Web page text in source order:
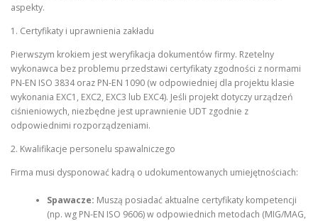
aspekty.
1. Certyfikaty i uprawnienia zakładu
Pierwszym krokiem jest weryfikacja dokumentów firmy. Rzetelny
wykonawca bez problemu przedstawi certyfikaty zgodności z normami
PN-EN ISO 3834 oraz PN-EN 1090 (w odpowiedniej dla projektu klasie
wykonania EXC1, EXC2, EXC3 lub EXC4). Jeśli projekt dotyczy urządzeń
ciśnieniowych, niezbędne jest uprawnienie UDT zgodnie z
odpowiednimi rozporządzeniami.
2. Kwalifikacje personelu spawalniczego
Firma musi dysponować kadrą o udokumentowanych umiejętnościach:
Spawacze: Muszą posiadać aktualne certyfikaty kompetencji
(np. wg PN-EN ISO 9606) w odpowiednich metodach (MIG/MAG,